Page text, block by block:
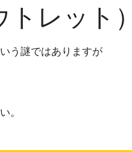
レット）
う謎ではありますが
。